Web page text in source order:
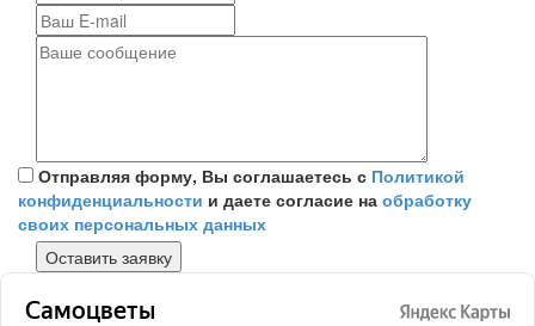
Отправляя форму, Вы соглашаетесь с Политикой
конфиденциальности и даете согласие на обработку
своих персональных данных